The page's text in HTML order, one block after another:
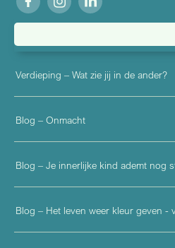
Verdieping – Wat zie jij in de ander?
Blog – Onmacht
Blog – Je innerlijke kind ademt nog
Blog – Het leven weer kleur geven -